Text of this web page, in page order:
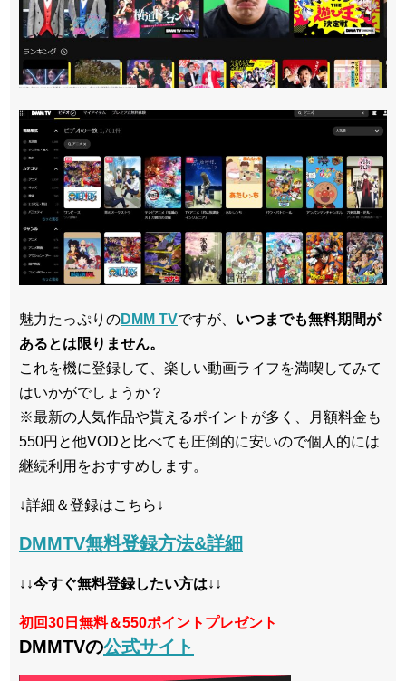
魅力たっぷりのDMM TVですが、 いつまでも無料期間が
あるとは限りません。
これを機に登録して、楽しい動画ライフを満喫してみて
はいかがでしょうか？
※最新の人気作品や貰えるポイントが多く、月額料金も
550円と他VODと比べても圧倒的に安いので個人的には
継続利用をおすすめします。
↓詳細＆登録はこちら↓
DMMTV無料登録方法&詳細
↓↓今すぐ無料登録したい方は↓↓
初回30日無料＆550ポイントプレゼント
DMMTVの公式サイト